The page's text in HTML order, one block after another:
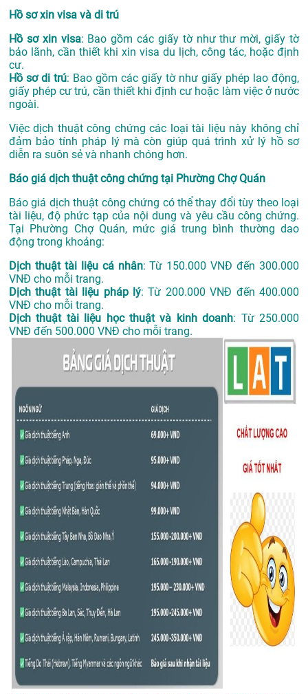
Hồ sơ xin visa và di trú
Hồ sơ xin visa: Bao gồm các giấy tờ như thư mời, giấy tờ
bảo lãnh, cần thiết khi xin visa du lịch, công tác, hoặc định
cư.
Hồ sơ di trú: Bao gồm các giấy tờ như giấy phép lao động,
giấy phép cư trú, cần thiết khi định cư hoặc làm việc ở nước
ngoài.
Việc dịch thuật công chứng các loại tài liệu này không chỉ
đảm bảo tính pháp lý mà còn giúp quá trình xử lý hồ sơ
diễn ra suôn sẻ và nhanh chóng hơn.
Báo giá dịch thuật công chứng tại Phường Chợ Quán
Báo giá dịch thuật công chứng có thể thay đổi tùy theo loại
tài liệu, độ phức tạp của nội dung và yêu cầu công chứng.
Tại Phường Chợ Quán, mức giá trung bình thường dao
động trong khoảng:
Dịch thuật tài liệu cá nhân: Từ 150.000 VNĐ đến 300.000
VNĐ cho mỗi trang.
Dịch thuật tài liệu pháp lý: Từ 200.000 VNĐ đến 400.000
VNĐ cho mỗi trang.
Dịch thuật tài liệu học thuật và kinh doanh: Từ 250.000
VNĐ đến 500.000 VNĐ cho mỗi trang.